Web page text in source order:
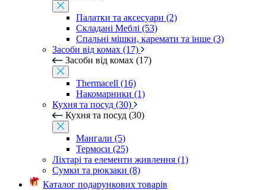
Палатки та аксесуари (2)
Складані Меблі (53)
Спальні мішки, каремати та інше (3)
Засоби від комах (17)
Засоби від комах (17)
Thermacell (16)
Накомарники (1)
Кухня та посуд (30)
Кухня та посуд (30)
Мангали (5)
Термоси (25)
Ліхтарі та елементи живлення (1)
Сумки та рюкзаки (8)
Каталог подарункових товарів